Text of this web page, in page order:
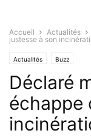
Accueil Actualités
justesse à son
Actualités Buzz
Déclaré
échappe